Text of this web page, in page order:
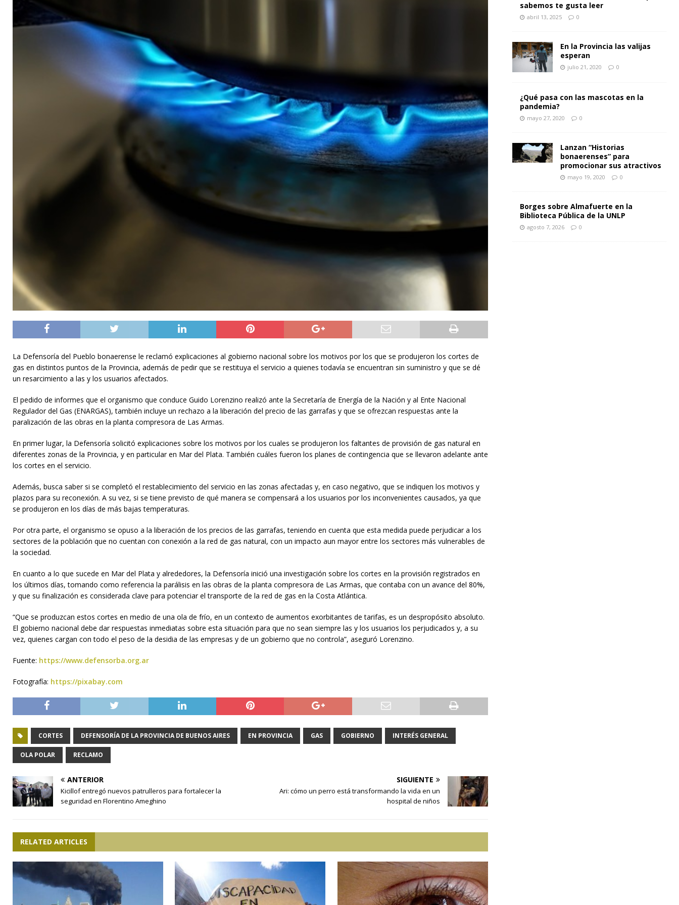
La Defensoría del Pueblo bonaerense le reclamó explicaciones al gobierno nacional sobre los motivos por los que se produjeron los cortes de
gas en distintos puntos de la Provincia, además de pedir que se restituya el servicio a quienes todavía se encuentran sin suministro y que se dé
un resarcimiento a las y los usuarios afectados.
El pedido de informes que el organismo que conduce Guido Lorenzino realizó ante la Secretaría de Energía de la Nación y al Ente Nacional
Regulador del Gas (ENARGAS), también incluye un rechazo a la liberación del precio de las garrafas y que se ofrezcan respuestas ante la
paralización de las obras en la planta compresora de Las Armas.
En primer lugar, la Defensoría solicitó explicaciones sobre los motivos por los cuales se produjeron los faltantes de provisión de gas natural en
diferentes zonas de la Provincia, y en particular en Mar del Plata. También cuáles fueron los planes de contingencia que se llevaron adelante ante
los cortes en el servicio.
Además, busca saber si se completó el restablecimiento del servicio en las zonas afectadas y, en caso negativo, que se indiquen los motivos y
plazos para su reconexión. A su vez, si se tiene previsto de qué manera se compensará a los usuarios por los inconvenientes causados, ya que
se produjeron en los días de más bajas temperaturas.
Por otra parte, el organismo se opuso a la liberación de los precios de las garrafas, teniendo en cuenta que esta medida puede perjudicar a los
sectores de la población que no cuentan con conexión a la red de gas natural, con un impacto aun mayor entre los sectores más vulnerables de
la sociedad.
En cuanto a lo que sucede en Mar del Plata y alrededores, la Defensoría inició una investigación sobre los cortes en la provisión registrados en
los últimos días, tomando como referencia la parálisis en las obras de la planta compresora de Las Armas, que contaba con un avance del 80%,
y que su finalización es considerada clave para potenciar el transporte de la red de gas en la Costa Atlántica.
“Que se produzcan estos cortes en medio de una ola de frío, en un contexto de aumentos exorbitantes de tarifas, es un despropósito absoluto.
El gobierno nacional debe dar respuestas inmediatas sobre esta situación para que no sean siempre las y los usuarios los perjudicados y, a su
vez, quienes cargan con todo el peso de la desidia de las empresas y de un gobierno que no controla”, aseguró Lorenzino.
Fuente: https://www.defensorba.org.ar
Fotografía: https://pixabay.com
CORTES DEFENSORÍA DE LA PROVINCIA DE BUENOS AIRES EN PROVINCIA GAS GOBIERNO INTERÉS GENERAL
OLA POLAR RECLAMO
ANTERIOR
Kicillof entregó nuevos patrulleros para fortalecer la
seguridad en Florentino Ameghino
SIGUIENTE
Ari: cómo un perro está transformando la vida en un
hospital de niños
RELATED ARTICLES
sabemos te gusta leer
abril 13, 2025 0
En la Provincia las valijas
esperan
julio 21, 2020 0
¿Qué pasa con las mascotas en la
pandemia?
mayo 27, 2020 0
Lanzan “Historias
bonaerenses” para
promocionar sus atractivos
mayo 19, 2020 0
Borges sobre Almafuerte en la
Biblioteca Pública de la UNLP
agosto 7, 2026 0